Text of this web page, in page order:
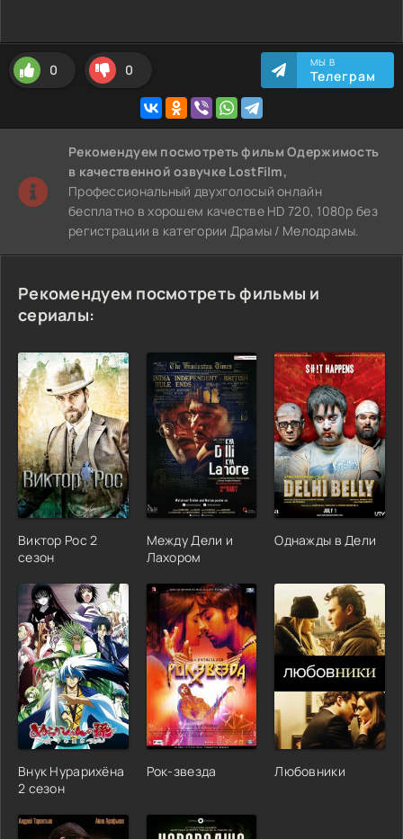
0 0 МЫ В
Телеграм
Рекомендуем посмотреть фильм Одержимость
в качественной озвучке LostFilm,
Профессиональный двухголосый онлайн
бесплатно в хорошем качестве HD 720, 1080p без
регистрации в категории Драмы / Мелодрамы.
Рекомендуем посмотреть фильмы и
сериалы:
Виктор Рос 2
сезон
Между Дели и
Лахором
Однажды в Дели
Внук Нурарихёна
2 сезон
Рок-звезда Любовники